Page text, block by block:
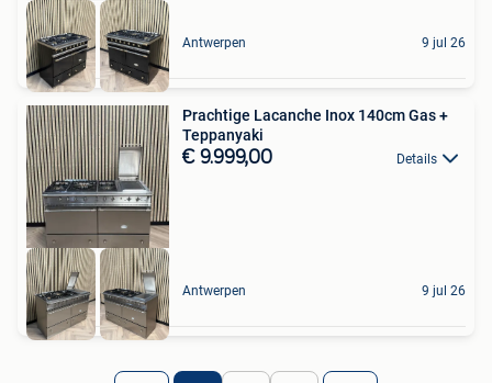
Antwerpen 9 jul 26
Prachtige Lacanche Inox 140cm Gas +
Teppanyaki
€ 9.999,00 Details
Antwerpen 9 jul 26